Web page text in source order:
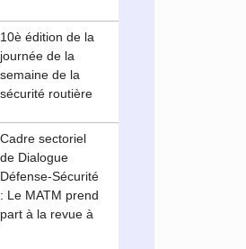
10è édition de la
journée de la
semaine de la
sécurité routière
Cadre sectoriel
de Dialogue
Défense-Sécurité
: Le MATM prend
part à la revue à